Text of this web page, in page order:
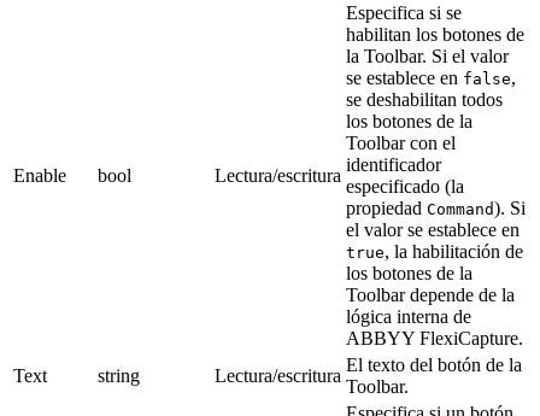
Enable bool Lectura/escritura
Especifica si se
habilitan los botones de
la Toolbar. Si el valor
se establece en false,
se deshabilitan todos
los botones de la
Toolbar con el
identificador
especificado (la
propiedad Command). Si
el valor se establece en
true, la habilitación de
los botones de la
Toolbar depende de la
lógica interna de
ABBYY FlexiCapture.
Text
string Lectura/escritura
El texto del botón de la
Toolbar.